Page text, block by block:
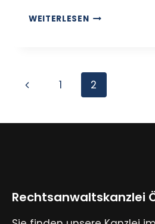
WEITERLESEN
1 2
Rechtsanwaltskanzlei